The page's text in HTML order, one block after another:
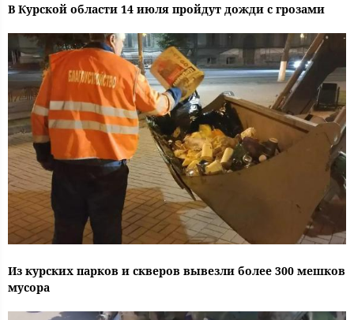
В Курской области 14 июля пройдут дожди с грозами
Из курских парков и скверов вывезли более 300 мешков
мусора